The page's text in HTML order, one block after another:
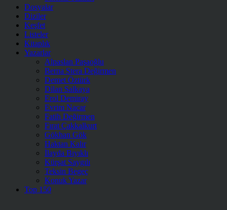
Dosyalar
Diziler
Keşfet
Listeler
Kitaplık
Yazarlar
Alpaslan Paşaoğlu
Berna Stera Değirmen
Demet Öztürk
Dilan Salkaya
Erol Demiray
Evrim Nacar
Fatih Değirmen
Fırat Çakkalkurt
Gökhan Gök
Haktan Kalır
İlayda Bıyıklı
Kürşat Saygılı
Teksin Begeç
Konuk Yazar
Top 150